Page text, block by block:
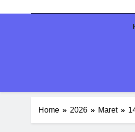
Home 2026 Maret